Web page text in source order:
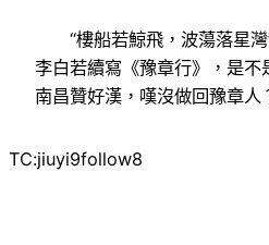
“樓船若鯨飛，波蕩落星灣
李白若續寫《豫章行》，是
南昌贊好漢，嘆沒做回豫章人
TC:jiuyi9follow8